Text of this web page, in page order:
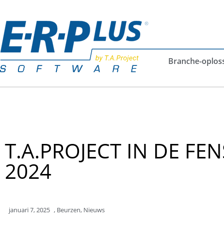
Branche-
T.A.PROJECT IN DE
2024
januari 7, 2025 , Beurzen, Nieuws